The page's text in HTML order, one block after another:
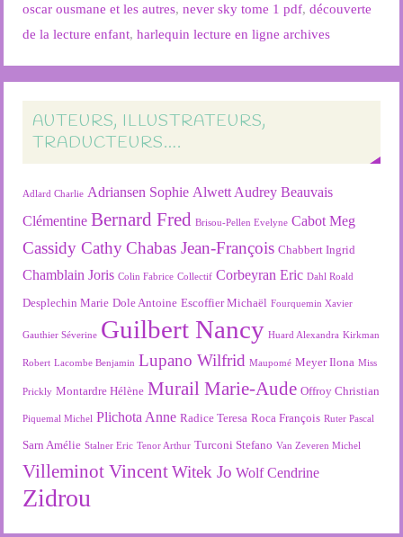
oscar ousmane et les autres,never sky tome 1 pdf,découverte
de la lecture enfant,harlequin lecture en ligne archives
AUTEURS, ILLUSTRATEURS,
TRADUCTEURS….
Adlard Charlie Adriansen Sophie Alwett Audrey Beauvais
Clémentine Bernard Fred Brisou-Pellen Evelyne Cabot Meg
Cassidy Cathy Chabas Jean-François Chabbert Ingrid
Chamblain Joris Colin Fabrice Collectif Corbeyran Eric Dahl Roald
Desplechin Marie Dole Antoine Escoffier Michaël Fourquemin Xavier
Gauthier Séverine Guilbert Nancy Huard Alexandra Kirkman
Robert Lacombe Benjamin Lupano Wilfrid Maupomé Meyer Ilona Miss
Prickly Montardre Hélène Murail Marie-Aude Offroy Christian
Piquemal Michel Plichota Anne Radice Teresa Roca François Ruter Pascal
Sarn Amélie Stalner Eric Tenor Arthur Turconi Stefano Van Zeveren Michel
Villeminot Vincent Witek Jo Wolf Cendrine
Zidrou